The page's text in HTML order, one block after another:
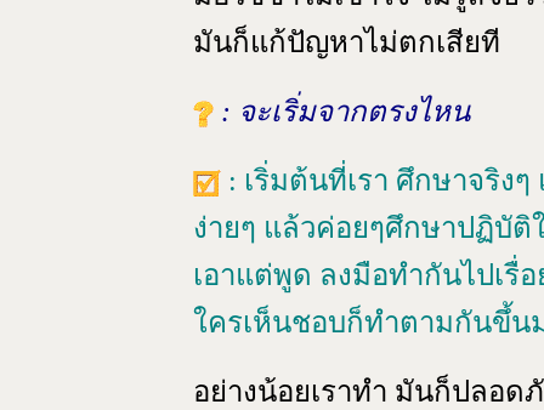
มันก็แก้ปัญหาไม่ตกเสียที
: จะเริ่มจากตรงไหน
: เริ่มต้นที่เรา ศึกษาจริง
ง่ายๆ แล้วค่อยๆศึกษาปฏิบัติ
เอาแต่พูด ลงมือทำกันไปเรื่
ใครเห็นชอบก็ทำตามกันขึ้น
อย่างน้อยเราทำ มันก็ปลอด